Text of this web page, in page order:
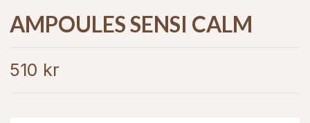
AMPOULES SENSI CALM
510 kr